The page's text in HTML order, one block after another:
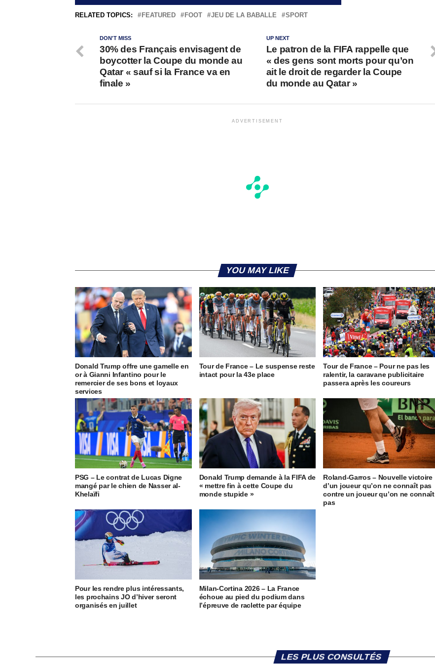
RELATED TOPICS: FEATURED FOOT JEU DE LA BABALLE SPORT
UP NEXT
Le patron de la FIFA rappelle que
« des gens sont morts pour qu’on
ait le droit de regarder la Coupe
du monde au Qatar »
DON'T MISS
30% des Français envisagent de
boycotter la Coupe du monde au
Qatar « sauf si la France va en
finale »
ADVERTISEMENT
YOU MAY LIKE
Donald Trump offre une gamelle en
or à Gianni Infantino pour le
remercier de ses bons et loyaux
services
Tour de France – Le suspense reste
intact pour la 43e place
Tour de France – Pour ne pas les
ralentir, la caravane publicitaire
passera après les coureurs
PSG – Le contrat de Lucas Digne
mangé par le chien de Nasser al-
Khelaïfi
Donald Trump demande à la FIFA de
« mettre fin à cette Coupe du
monde stupide »
Roland-Garros – Nouvelle victoire
d’un joueur qu’on ne connaît pas
contre un joueur qu’on ne connaît
pas
Pour les rendre plus intéressants,
les prochains JO d’hiver seront
organisés en juillet
Milan-Cortina 2026 – La France
échoue au pied du podium dans
l’épreuve de raclette par équipe
LES PLUS CONSULTÉS